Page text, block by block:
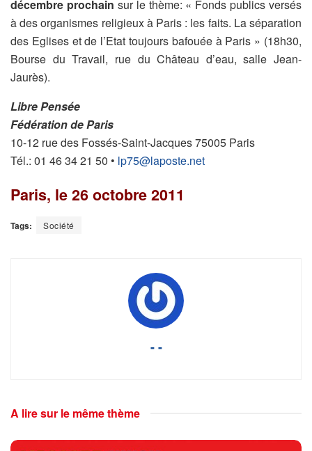
décembre prochain sur le thème: « Fonds publics versés
à des organismes religieux à Paris : les faits. La séparation
des Eglises et de l’Etat toujours bafouée à Paris » (18h30,
Bourse du Travail, rue du Château d’eau, salle Jean-
Jaurès).
Libre Pensée
Fédération de Paris
10-12 rue des Fossés-Saint-Jacques 75005 Paris
Tél.: 01 46 34 21 50 • lp75@laposte.net
Paris, le 26 octobre 2011
Tags: Société
- -
A lire sur le même thème